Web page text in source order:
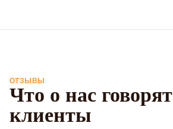
ОТЗЫВЫ
Что о нас говорят
клиенты